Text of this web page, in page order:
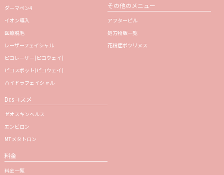
ダーマペン4
イオン導入
医療脱毛
レーザーフェイシャル
ピコレーザー(ピコウェイ)
ピコスポット(ピコウェイ)
ハイドラフェイシャル
その他のメニュー
アフターピル
処方物販一覧
花粉症ボツリヌス
Dr.sコスメ
ゼオスキンヘルス
エンビロン
MTメタトロン
料金
料金一覧